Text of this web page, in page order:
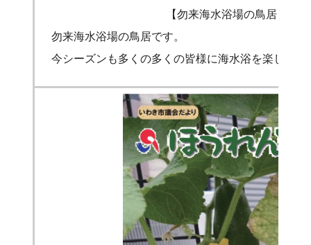
【勿来海水浴場の鳥居】
勿来海水浴場の鳥居です。
今シーズンも多くの多くの皆様に海水浴を楽しんで